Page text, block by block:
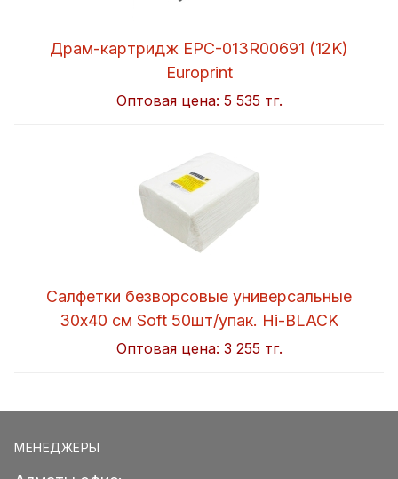
Драм-картридж EPC-013R00691 (12K)
Europrint
Оптовая цена: 5 535 тг.
Салфетки безворсовые универсальные
30x40 см Soft 50шт/упак. Hi-BLACK
Оптовая цена: 3 255 тг.
МЕНЕДЖЕРЫ